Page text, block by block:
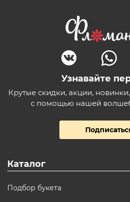
Узнавайте
Крутые скидки, акции,
с помощью нашей
Каталог
Подбор букета